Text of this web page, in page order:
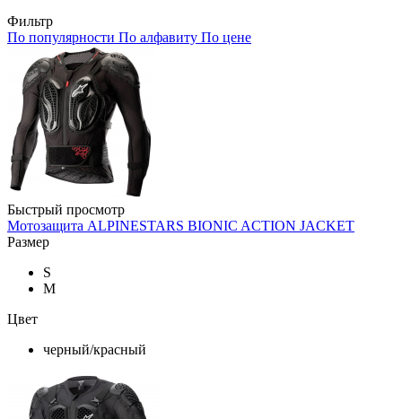
Фильтр
По популярности По алфавиту По цене
Быстрый просмотр
Мотозащита ALPINESTARS BIONIC ACTION JACKET
Размер
S
M
Цвет
черный/красный